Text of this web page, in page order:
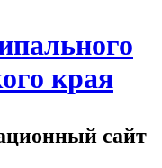
края
сайт